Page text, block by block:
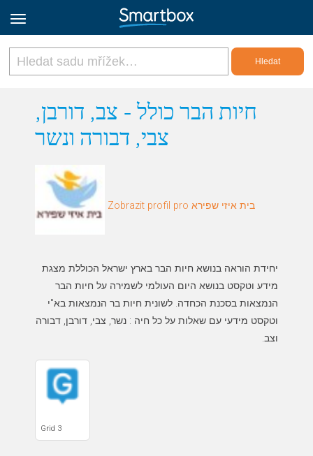
Online Grids
Přihlásit
חיות הבר כולל - צב, דורבן,
צבי, דבורה ונשר
Zobrazit profil pro בית איזי שפירא
יחידת הוראה בנושא חיות הבר בארץ ישראל הכוללת מצגת
מידע וטקסט בנושא היום העולמי לשמירה על חיות הבר
הנמצאות בסכנת הכחדה. לשונית חיות בר הנמצאות בא"י
וטקסט מידעי עם שאלות על כל חיה : נשר, צבי, דורבן, דבורה
וצב.
Grid 3